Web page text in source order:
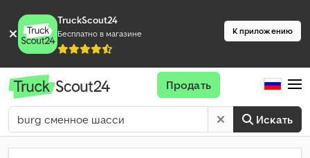
TruckScout24
Бесплатно в магазине К приложению
Искать
Продать